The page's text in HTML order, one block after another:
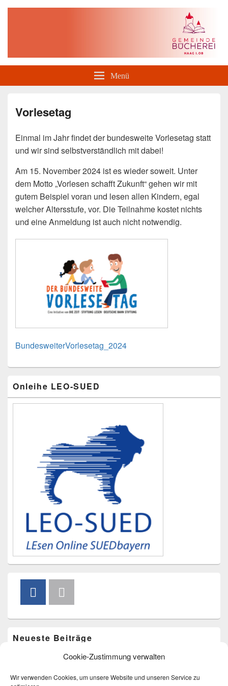
Cookie-Zustimmung verwalten
Wir verwenden Cookies, um unsere Website und unseren Service zu
Gemeindebücherei Haag i. OB
Menü
Vorlesetag
Einmal im Jahr findet der bundesweite Vorlesetag statt
und wir sind selbstverständlich mit dabei!
Am 15. November 2024 ist es wieder soweit. Unter
dem Motto „Vorlesen schafft Zukunft“ gehen wir mit
gutem Beispiel voran und lesen allen Kindern, egal
welcher Altersstufe, vor. Die Teilnahme kostet nichts
und eine Anmeldung ist auch nicht notwendig.
BundesweiterVorlesetag_2024
Seitenleisten-
Widgetbereich
Onleihe LEO-SUED
Neueste Beiträge
Vorlesen im Freibad am 20. August um 15.00 Uhr
Bücherkarussell am 9. Mai